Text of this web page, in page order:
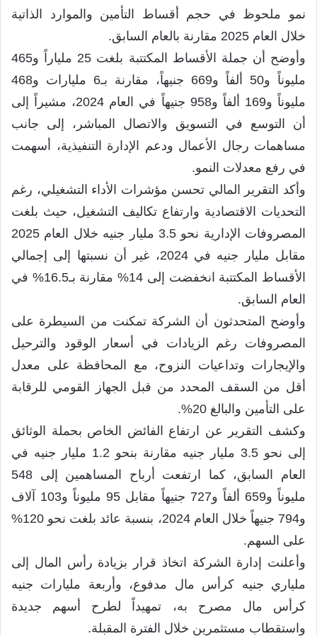
نمو ملحوظ في حجم أقساط التأمين والموارد الذاتية
خلال العام 2025 مقارنة بالعام السابق.
وأوضح أن جملة الأقساط المكتتبة بلغت 25 ملياراً و465
مليوناً و50 ألفاً و669 جنيهاً، مقارنة بـ6 مليارات و468
مليوناً و169 ألفاً و958 جنيهاً في العام 2024، مشيراً إلى
أن التوسع في التسويق والاتصال المباشر، إلى جانب
مساهمات رجال الأعمال ودعم الإدارة التنفيذية، أسهمت
في رفع معدلات النمو.
وأكد التقرير المالي تحسن مؤشرات الأداء التشغيلي، رغم
التحديات الاقتصادية وارتفاع تكاليف التشغيل، حيث بلغت
المصروفات الإدارية نحو 3.5 مليار جنيه خلال العام 2025
مقابل مليار جنيه في 2024، غير أن نسبتها إلى إجمالي
الأقساط المكتتبة انخفضت إلى 14% مقارنة بـ16.5% في
العام السابق.
وأوضح المتحدثون أن الشركة تمكنت من السيطرة على
المصروفات رغم الزيادات في أسعار الوقود والترحيل
والإيجارات وتداعيات النزوح، مع المحافظة على معدل
أقل من السقف المحدد من قبل الجهاز القومي للرقابة
على التأمين والبالغ 20%.
وكشف التقرير عن ارتفاع الفائض الخاص بحملة الوثائق
إلى نحو 3.5 مليار جنيه مقارنة بنحو 1.2 مليار جنيه في
العام السابق، كما ارتفعت أرباح المساهمين إلى 548
مليوناً و659 ألفاً و727 جنيهاً مقابل 95 مليوناً و103 آلاف
و794 جنيهاً خلال العام 2024، بنسبة عائد بلغت نحو 120%
على السهم.
وأعلنت إدارة الشركة اتخاذ قرار بزيادة رأس المال إلى
ملياري جنيه كرأس مال مدفوع، وأربعة مليارات جنيه
كرأس مال مصرح به، تمهيداً لطرح أسهم جديدة
واستقطاب مستثمرين خلال الفترة المقبلة.